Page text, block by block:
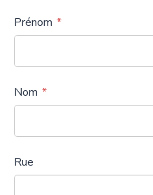
Prénom
Nom
Rue